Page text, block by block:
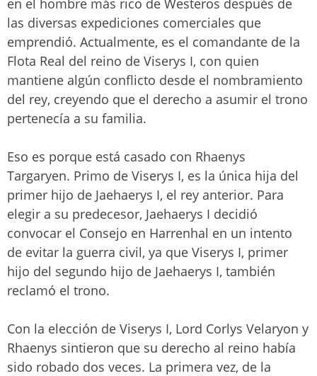
en el hombre más rico de Westeros después de
las diversas expediciones comerciales que
emprendió. Actualmente, es el comandante de la
Flota Real del reino de Viserys I, con quien
mantiene algún conflicto desde el nombramiento
del rey, creyendo que el derecho a asumir el trono
pertenecía a su familia.
Eso es porque está casado con Rhaenys
Targaryen. Primo de Viserys I, es la única hija del
primer hijo de Jaehaerys I, el rey anterior. Para
elegir a su predecesor, Jaehaerys I decidió
convocar el Consejo en Harrenhal en un intento
de evitar la guerra civil, ya que Viserys I, primer
hijo del segundo hijo de Jaehaerys I, también
reclamó el trono.
Con la elección de Viserys I, Lord Corlys Velaryon y
Rhaenys sintieron que su derecho al reino había
sido robado dos veces. La primera vez, de la